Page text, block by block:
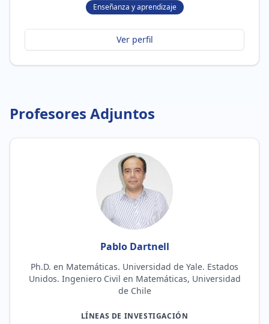
Enseñanza y aprendizaje
Ver perfil
Profesores Adjuntos
Pablo Dartnell
Ph.D. en Matemáticas. Universidad de Yale. Estados
Unidos. Ingeniero Civil en Matemáticas, Universidad
de Chile
LÍNEAS DE INVESTIGACIÓN